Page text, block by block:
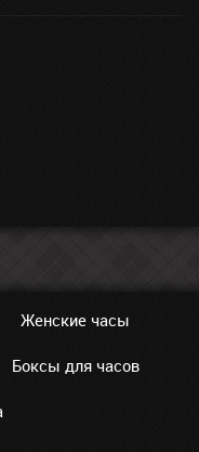
Женские часы
Боксы для часов